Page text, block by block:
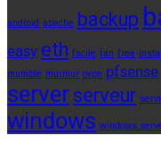
android apache backup
easy eth facile fan free
mumble murmur ovpn pfsense
server serveur
windows windows